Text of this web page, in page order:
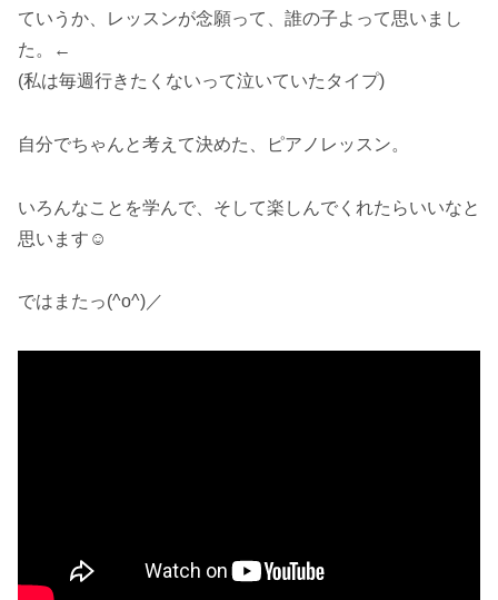
ていうか、レッスンが念願って、誰の子よって思いまし
た。←
(私は毎週行きたくないって泣いていたタイプ)
自分でちゃんと考えて決めた、ピアノレッスン。
いろんなことを学んで、そして楽しんでくれたらいいなと
思います☺
ではまたっ(^o^)／